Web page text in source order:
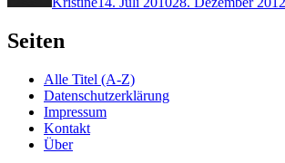
Seiten
Alle Titel (A-Z)
Datenschutzerklärung
Impressum
Kontakt
Über